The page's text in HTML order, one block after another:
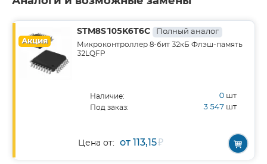
Акция
STM8S105K6T6C Полный аналог
Микроконтроллер 8-бит 32кБ Флэш-память
32LQFP
Наличие: 0 шт
Под заказ: 3 547 шт
Цена от: от 113,15₽